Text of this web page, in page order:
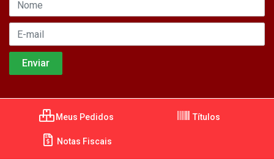
Meus Pedidos Títulos
Notas Fiscais